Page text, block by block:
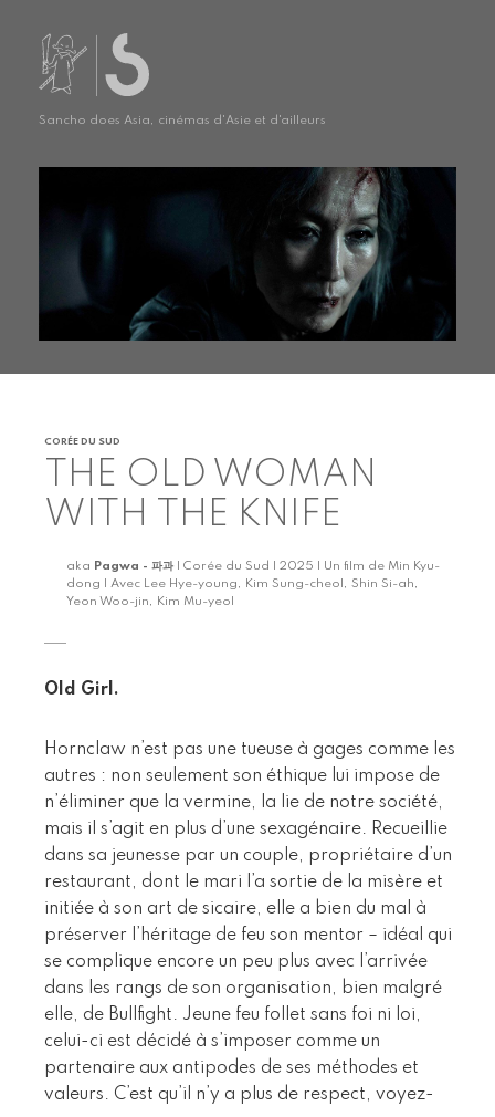
Sancho does Asia, cinémas d'Asie et d'ailleurs
CORÉE DU SUD
THE OLD WOMAN
WITH THE KNIFE
aka Pagwa - 파과 | Corée du Sud | 2025 | Un film de Min Kyu-
dong | Avec Lee Hye-young, Kim Sung-cheol, Shin Si-ah,
Yeon Woo-jin, Kim Mu-yeol
Old Girl.
Hornclaw n’est pas une tueuse à gages comme les
autres : non seulement son éthique lui impose de
n’éliminer que la vermine, la lie de notre société,
mais il s’agit en plus d’une sexagénaire. Recueillie
dans sa jeunesse par un couple, propriétaire d’un
restaurant, dont le mari l’a sortie de la misère et
initiée à son art de sicaire, elle a bien du mal à
préserver l’héritage de feu son mentor – idéal qui
se complique encore un peu plus avec l’arrivée
dans les rangs de son organisation, bien malgré
elle, de Bullfight. Jeune feu follet sans foi ni loi,
celui-ci est décidé à s’imposer comme un
partenaire aux antipodes de ses méthodes et
valeurs. C’est qu’il n’y a plus de respect, voyez-